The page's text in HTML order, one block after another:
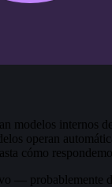
modelos internos
operan
cómo
— probablemente